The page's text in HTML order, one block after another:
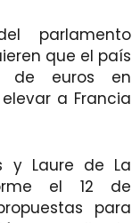
parlamento
que el país
de euros en
a Francia
y Laure de La
el 12 de
para